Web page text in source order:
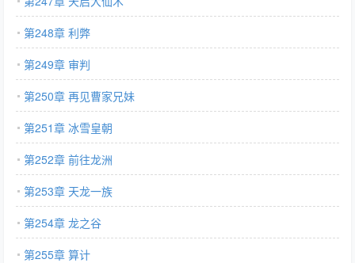
第248章 利弊
第249章 审判
第250章 再见曹家兄妹
第251章 冰雪皇朝
第252章 前往龙洲
第253章 天龙一族
第254章 龙之谷
第255章 算计